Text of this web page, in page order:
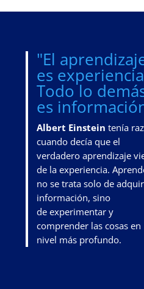
"El
es
Todo lo
es
Albert Einstein tenía
cuando decía que el
verdadero aprendizaje
de la experiencia.
no se trata solo de
información, sino
deexperimentar y
comprender las cosas en
nivel más profundo.